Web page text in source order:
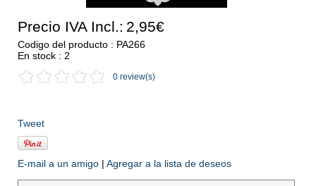
Precio IVA Incl.: 2,95€
Codigo del producto : PA266
En stock : 2
0 review(s)
Tweet
E-mail a un amigo | Agregar a la lista de deseos